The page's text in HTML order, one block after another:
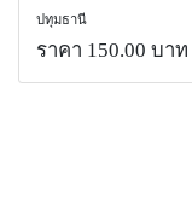
ปทุมธานี
ราคา 150.00 บาท